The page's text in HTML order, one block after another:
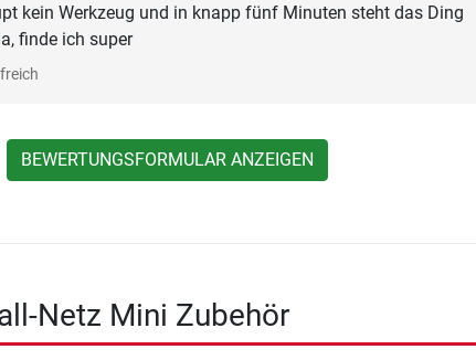
kein Werkzeug und in knapp fünf Minuten steht das Ding
finde ich super
BEWERTUNGSFORMULAR ANZEIGEN
Netz Mini Zubehör